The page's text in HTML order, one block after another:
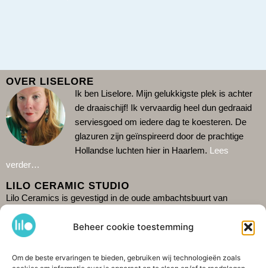
Beheer cookie toestemming
Om de beste ervaringen te bieden, gebruiken wij technologieën zoals
OVER LISELORE
Ik ben Liselore. Mijn gelukkigste plek is achter
de draaischijf! Ik vervaardig heel dun gedraaid
serviesgoed om iedere dag te koesteren. De
glazuren zijn geïnspireerd door de prachtige
Hollandse luchten hier in Haarlem. Lees
verder…
LILO CERAMIC STUDIO
Lilo Ceramics is gevestigd in de oude ambachtsbuurt van
Haarlem: De Burgwal. Kom gezellig langs in mijn winkel en zie
hoe ik aan het werk ben in de studio erachter. Omdat ik alleen
werk is het verstandig de actuele openingstijden te checken op
Google .Het is ook mogelijk omshopte bestellen. Ik verzend